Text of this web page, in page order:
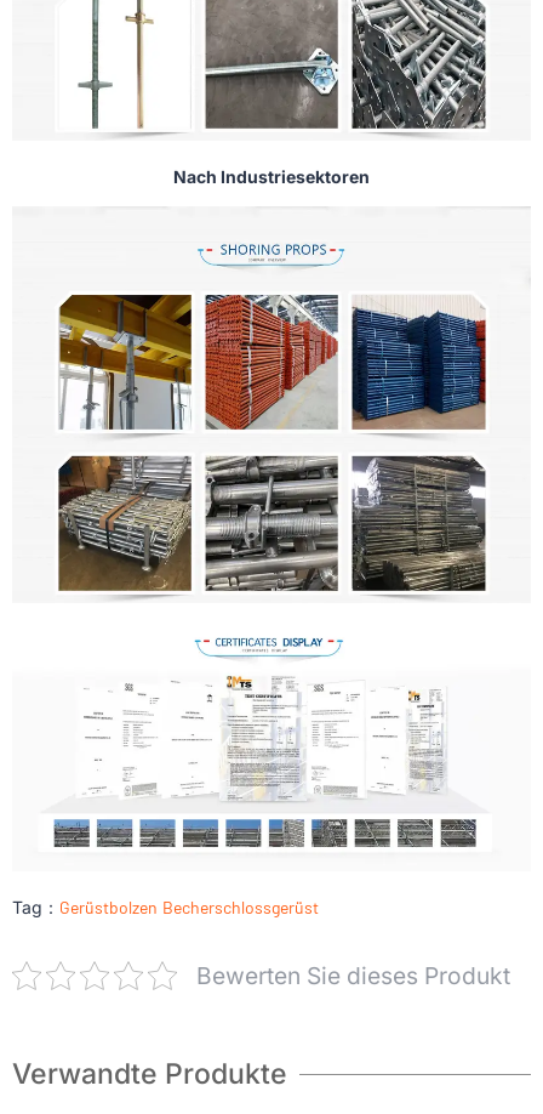
Nach Industriesektoren
Tag： Gerüstbolzen Becherschlossgerüst
Bewerten Sie dieses Produkt
Verwandte Produkte